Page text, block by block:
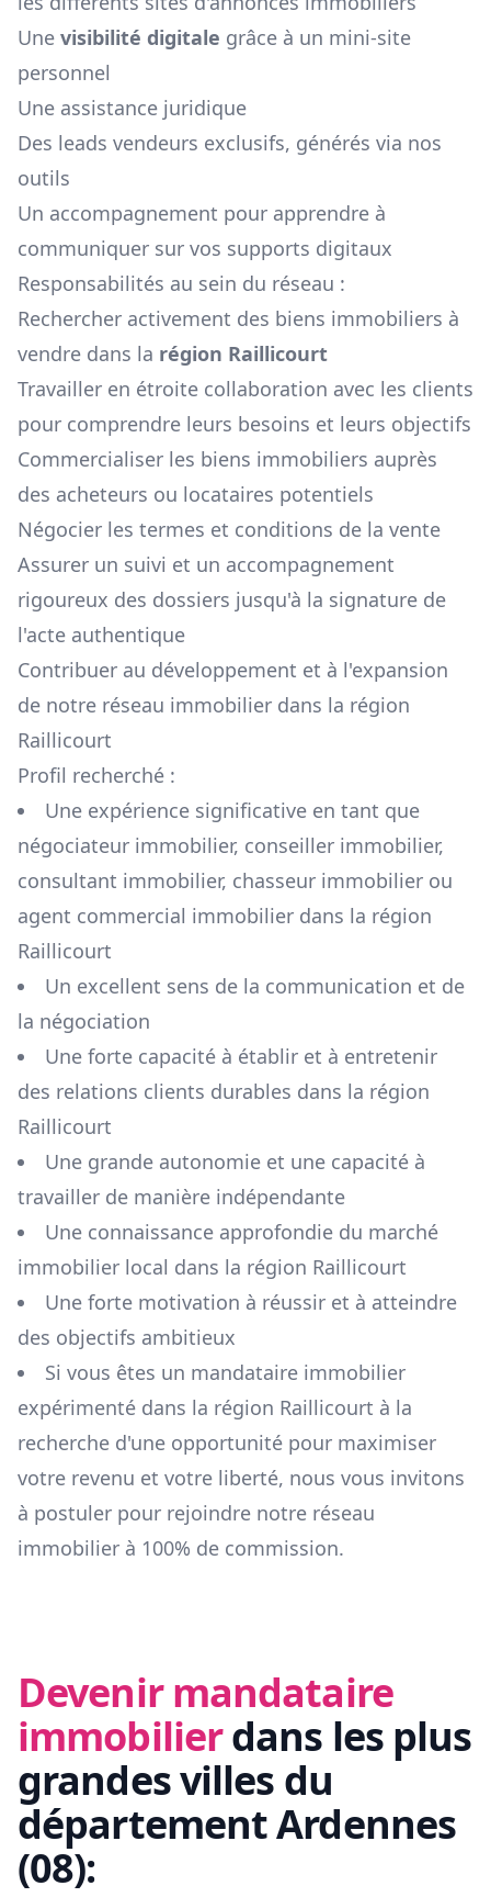
Une visibilité digitale grâce à un mini-site
personnel
Une assistance juridique
Des leads vendeurs exclusifs, générés via nos
outils
Un accompagnement pour apprendre à
communiquer sur vos supports digitaux
Responsabilités au sein du réseau :
Rechercher activement des biens immobiliers à
vendre dans la région Raillicourt
Travailler en étroite collaboration avec les clients
pour comprendre leurs besoins et leurs objectifs
Commercialiser les biens immobiliers auprès
des acheteurs ou locataires potentiels
Négocier les termes et conditions de la vente
Assurer un suivi et un accompagnement
rigoureux des dossiers jusqu'à la signature de
l'acte authentique
Contribuer au développement et à l'expansion
de notre réseau immobilier dans la région
Raillicourt
Profil recherché :
Une expérience significative en tant que
négociateur immobilier, conseiller immobilier,
consultant immobilier, chasseur immobilier ou
agent commercial immobilier dans la région
Raillicourt
Un excellent sens de la communication et de
la négociation
Une forte capacité à établir et à entretenir
des relations clients durables dans la région
Raillicourt
Une grande autonomie et une capacité à
travailler de manière indépendante
Une connaissance approfondie du marché
immobilier local dans la région Raillicourt
Une forte motivation à réussir et à atteindre
des objectifs ambitieux
Si vous êtes un mandataire immobilier
expérimenté dans la région Raillicourt à la
recherche d'une opportunité pour maximiser
votre revenu et votre liberté, nous vous invitons
à postuler pour rejoindre notre réseau
immobilier à 100% de commission.
Devenir mandataire
immobilierdans les plus
grandes villes du
départementArdennes
(08):